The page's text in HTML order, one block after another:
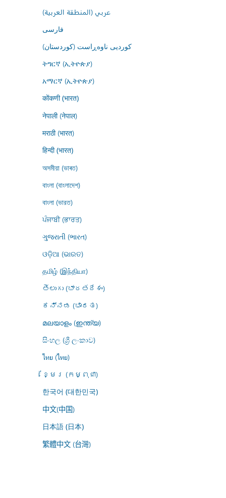
عربي (المنطقة العربية)
فارسى
کوردیی ناوەڕاست (کوردستان)
ትግርኛ (ኢትዮጵያ)
አማርኛ (ኢትዮጵያ)
कोंकणी (भारत)
नेपाली (नेपाल)
मराठी (भारत)
हिन्दी (भारत)
অসমীয়া (ভাৰত)
বাংলা (বাংলাদেশ)
বাংলা (ভারত)
ਪੰਜਾਬੀ (ਭਾਰਤ)
ગુજરાતી (ભારત)
ଓଡ଼ିଆ (ଭାରତ)
தமிழ் (இந்தியா)
తెలుగు (భారతదేశం)
ಕನ್ನಡ (ಭಾರತ)
മലയാളം (ഇന്ത്യ)
සිංහල (ශ්‍රී ලංකාව)
ไทย (ไทย)
ខ្មែរ (កម្ពុជា)
한국어 (대한민국)
中文(中国)
日本語 (日本)
繁體中文 (台灣)